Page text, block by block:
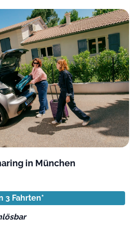
in München
3 Fahrten*